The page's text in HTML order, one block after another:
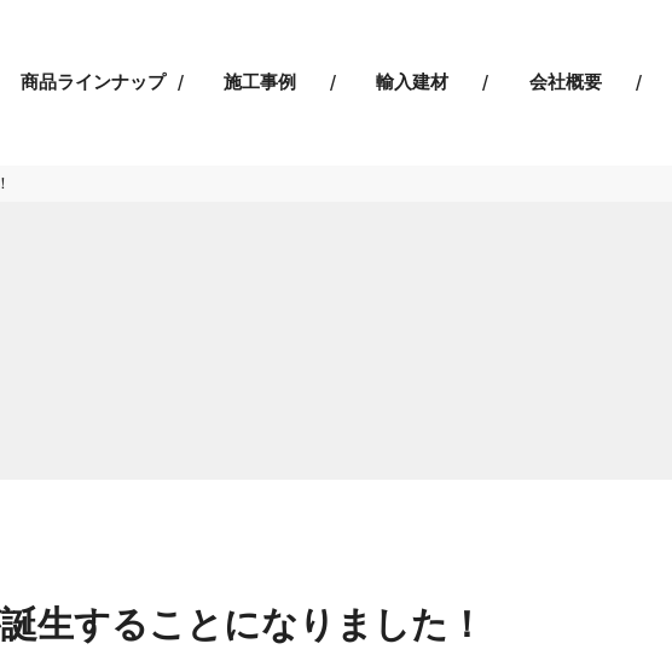
商品ラインナップ 施工事例 輸入建材 会社概要
生することになりました！